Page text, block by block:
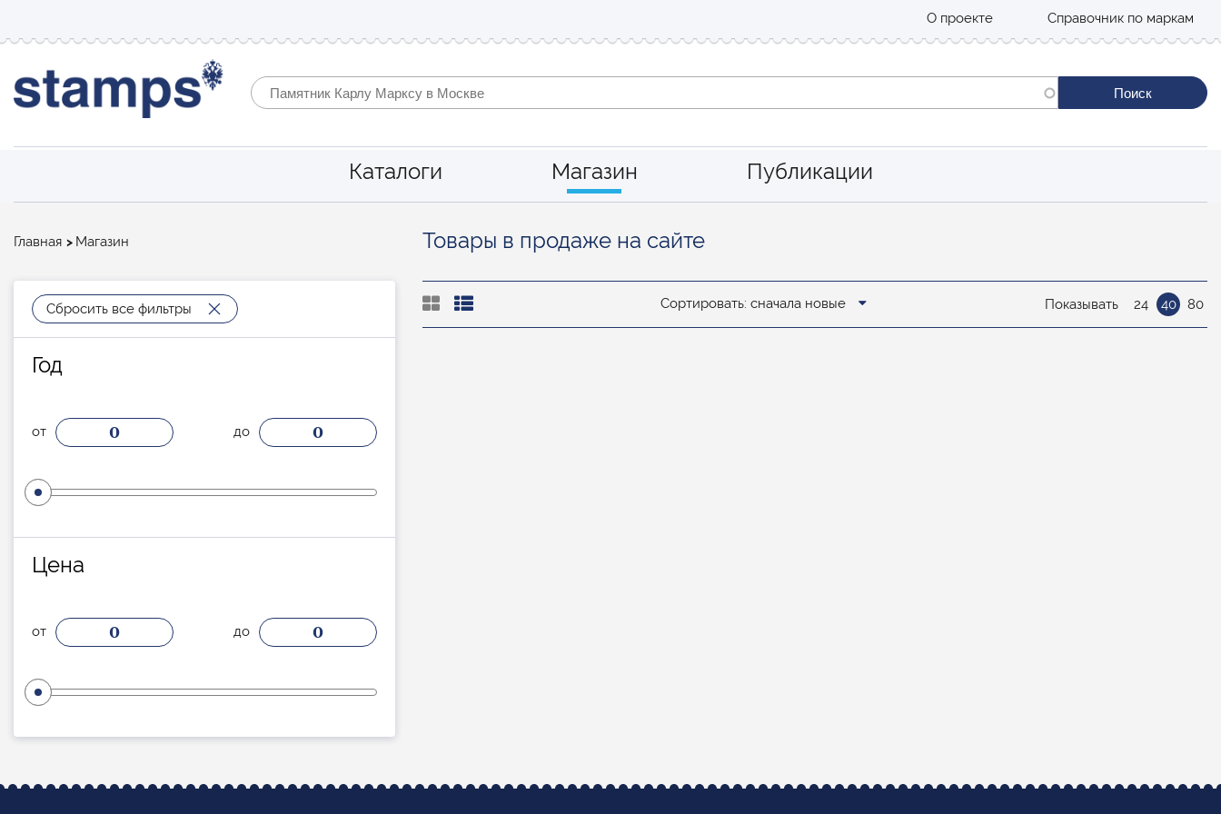
О проекте Справочник по маркам
Каталоги Магазин Публикации
Строка
Главная Магазин Товары в продаже на сайте
Сбросить все фильтры
Год
от 0 до 0
Цена
от 0 до 0
Сортировать: сначала новые Показывать 24 40 80